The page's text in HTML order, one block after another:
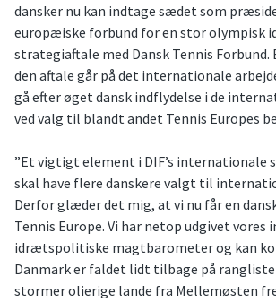
dansker nu kan indtage sædet som
europæiske forbund for en stor olympisk
strategiaftale med Dansk Tennis Forbund.
den aftale går på det internationale
gå efter øget dansk indflydelse i de
ved valg til blandt andet Tennis Europes
”Et vigtigt element i DIF’s internationale
skal have flere danskere valgt til
Derfor glæder det mig, at vi nu får en
Tennis Europe. Vi har netop udgivet
idrætspolitiske magtbarometer og kan
Danmark er faldet lidt tilbage på
stormer olierige lande fra Mellemøsten